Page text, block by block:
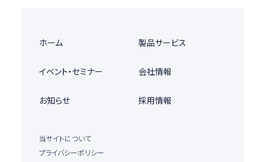
ホーム 製品サービス
イベント・セミナー 会社情報
お知らせ 採用情報
当サイトについて
プライバシーポリシー